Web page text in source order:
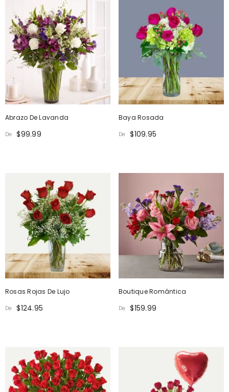
Abrazo De Lavanda
De $99.99
Baya Rosada
De $109.95
Rosas Rojas De Lujo
De $124.95
Boutique Romántica
De $159.99